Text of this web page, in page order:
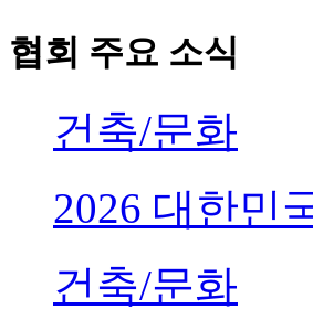
협회 주요 소식
건축/문화
2026 대한민
건축/문화